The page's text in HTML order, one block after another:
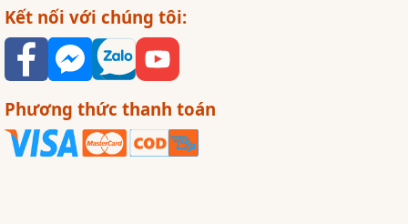
Kết nối với chúng tôi:
Phương thức thanh toán